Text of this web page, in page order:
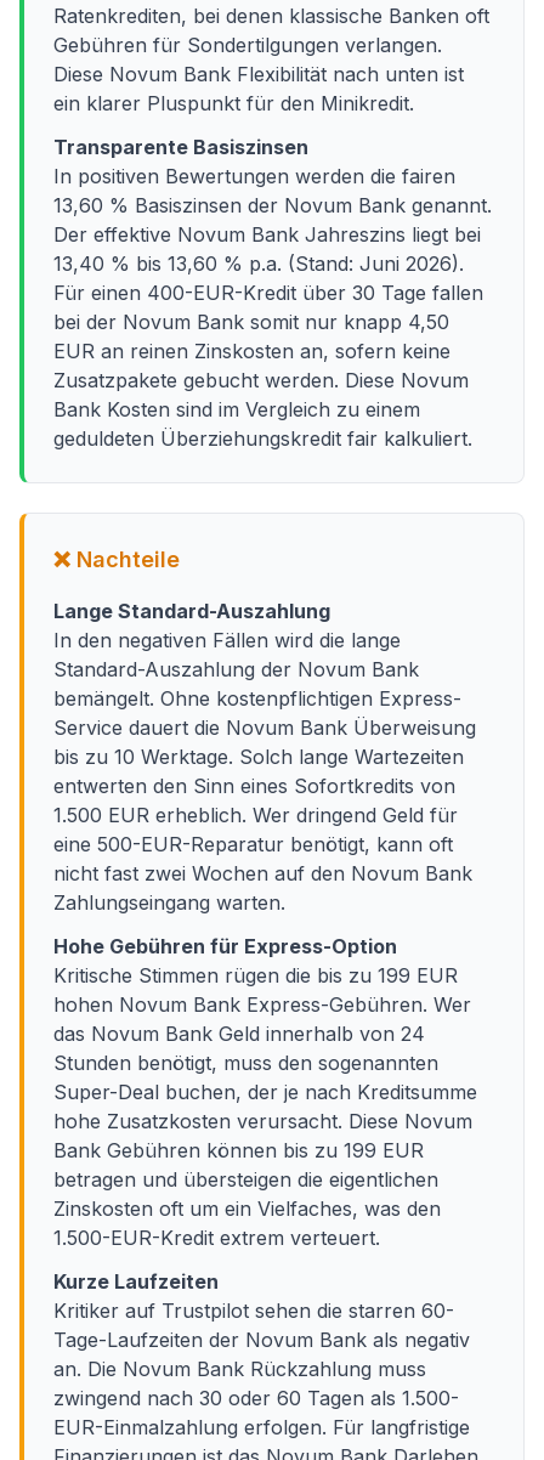
Ratenkrediten, bei denen klassische Banken oft
Gebühren für Sondertilgungen verlangen.
Diese Novum Bank Flexibilität nach unten ist
ein klarer Pluspunkt für den Minikredit.
Transparente Basiszinsen
In positiven Bewertungen werden die fairen
13,60 % Basiszinsen der Novum Bank genannt.
Der effektive Novum Bank Jahreszins liegt bei
13,40 % bis 13,60 % p.a. (Stand: Juni 2026).
Für einen 400-EUR-Kredit über 30 Tage fallen
bei der Novum Bank somit nur knapp 4,50
EUR an reinen Zinskosten an, sofern keine
Zusatzpakete gebucht werden. Diese Novum
Bank Kosten sind im Vergleich zu einem
geduldeten Überziehungskredit fair kalkuliert.
❌ Nachteile
Lange Standard-Auszahlung
In den negativen Fällen wird die lange
Standard-Auszahlung der Novum Bank
bemängelt. Ohne kostenpflichtigen Express-
Service dauert die Novum Bank Überweisung
bis zu 10 Werktage. Solch lange Wartezeiten
entwerten den Sinn eines Sofortkredits von
1.500 EUR erheblich. Wer dringend Geld für
eine 500-EUR-Reparatur benötigt, kann oft
nicht fast zwei Wochen auf den Novum Bank
Zahlungseingang warten.
Hohe Gebühren für Express-Option
Kritische Stimmen rügen die bis zu 199 EUR
hohen Novum Bank Express-Gebühren. Wer
das Novum Bank Geld innerhalb von 24
Stunden benötigt, muss den sogenannten
Super-Deal buchen, der je nach Kreditsumme
hohe Zusatzkosten verursacht. Diese Novum
Bank Gebühren können bis zu 199 EUR
betragen und übersteigen die eigentlichen
Zinskosten oft um ein Vielfaches, was den
1.500-EUR-Kredit extrem verteuert.
Kurze Laufzeiten
Kritiker auf Trustpilot sehen die starren 60-
Tage-Laufzeiten der Novum Bank als negativ
an. Die Novum Bank Rückzahlung muss
zwingend nach 30 oder 60 Tagen als 1.500-
EUR-Einmalzahlung erfolgen. Für langfristige